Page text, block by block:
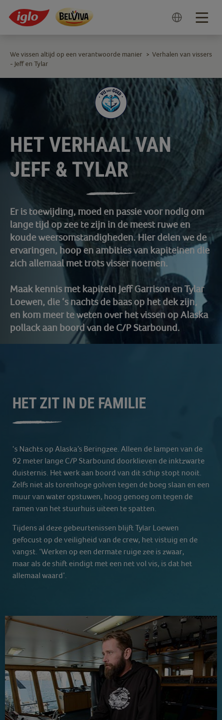
HET VERHAAL VAN
JEFF & TYLAR
Er is toewijding, moed en passie voor nodig om
lange tijd op zee te zijn in de meest ruwe en
koude weersomstandigheden. Hier delen we de
ervaringen, hoop en ambities van kapiteinen die
zich allemaal met trots visser noemen.
Maak kennis met kapitein Jeff Garrison en Tylar
Loewen, die ‘s nachts de baas op het dek zijn,
en kom meer te weten over het vissen op Alaska
pollack aan boord van de C/P Starbound.
We vissen altijd op een verantwoorde manier > Verhalen van vissers
- Jeff en Tylar
HET ZIT IN DE FAMILIE
‘s Nachts op Alaska’s Beringzee. Alleen de lampen van de
92 meter lange C/P Starbound doorklieven de inktzwarte
duisternis. Het werk aan boord van dit schip stopt nooit.
Zelfs niet als torenhoge golven tegen de boeg slaan en een
muur van water opstuwen, hoog genoeg om tegen de
ramen van het stuurhuis uiteen te spatten.
Tijdens al deze gebeurtenissen blijft Tylar Loewen
gefocust op de veiligheid van de crew, het vistuig en de
vangst. ‘Werken op een dermate ruige zee is zwaar,
maar als de shift eindigt met een net vol vis, is dat het
allemaal waard’.